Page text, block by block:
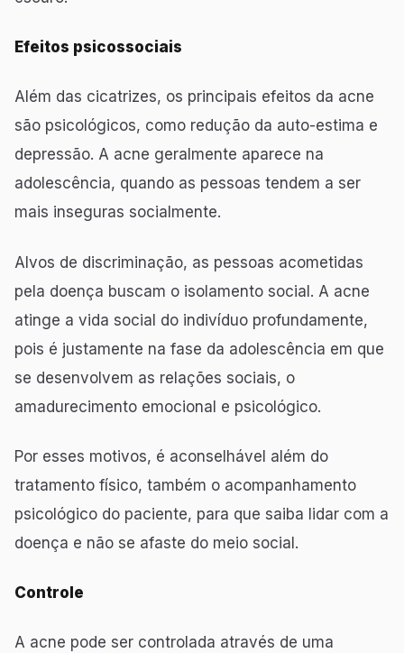
Efeitos psicossociais
Além das cicatrizes, os principais efeitos da acne
são psicológicos, como redução da auto-estima e
depressão. A acne geralmente aparece na
adolescência, quando as pessoas tendem a ser
mais inseguras socialmente.
Alvos de discriminação, as pessoas acometidas
pela doença buscam o isolamento social. A acne
atinge a vida social do indivíduo profundamente,
pois é justamente na fase da adolescência em que
se desenvolvem as relações sociais, o
amadurecimento emocional e psicológico.
Por esses motivos, é aconselhável além do
tratamento físico, também o acompanhamento
psicológico do paciente, para que saiba lidar com a
doença e não se afaste do meio social.
Controle
A acne pode ser controlada através de uma